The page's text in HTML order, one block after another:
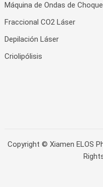
Máquina de Ondas de Choque
Fraccional CO2 Láser
Depilación Láser
Criolipólisis
Copyright © Xiamen ELOS